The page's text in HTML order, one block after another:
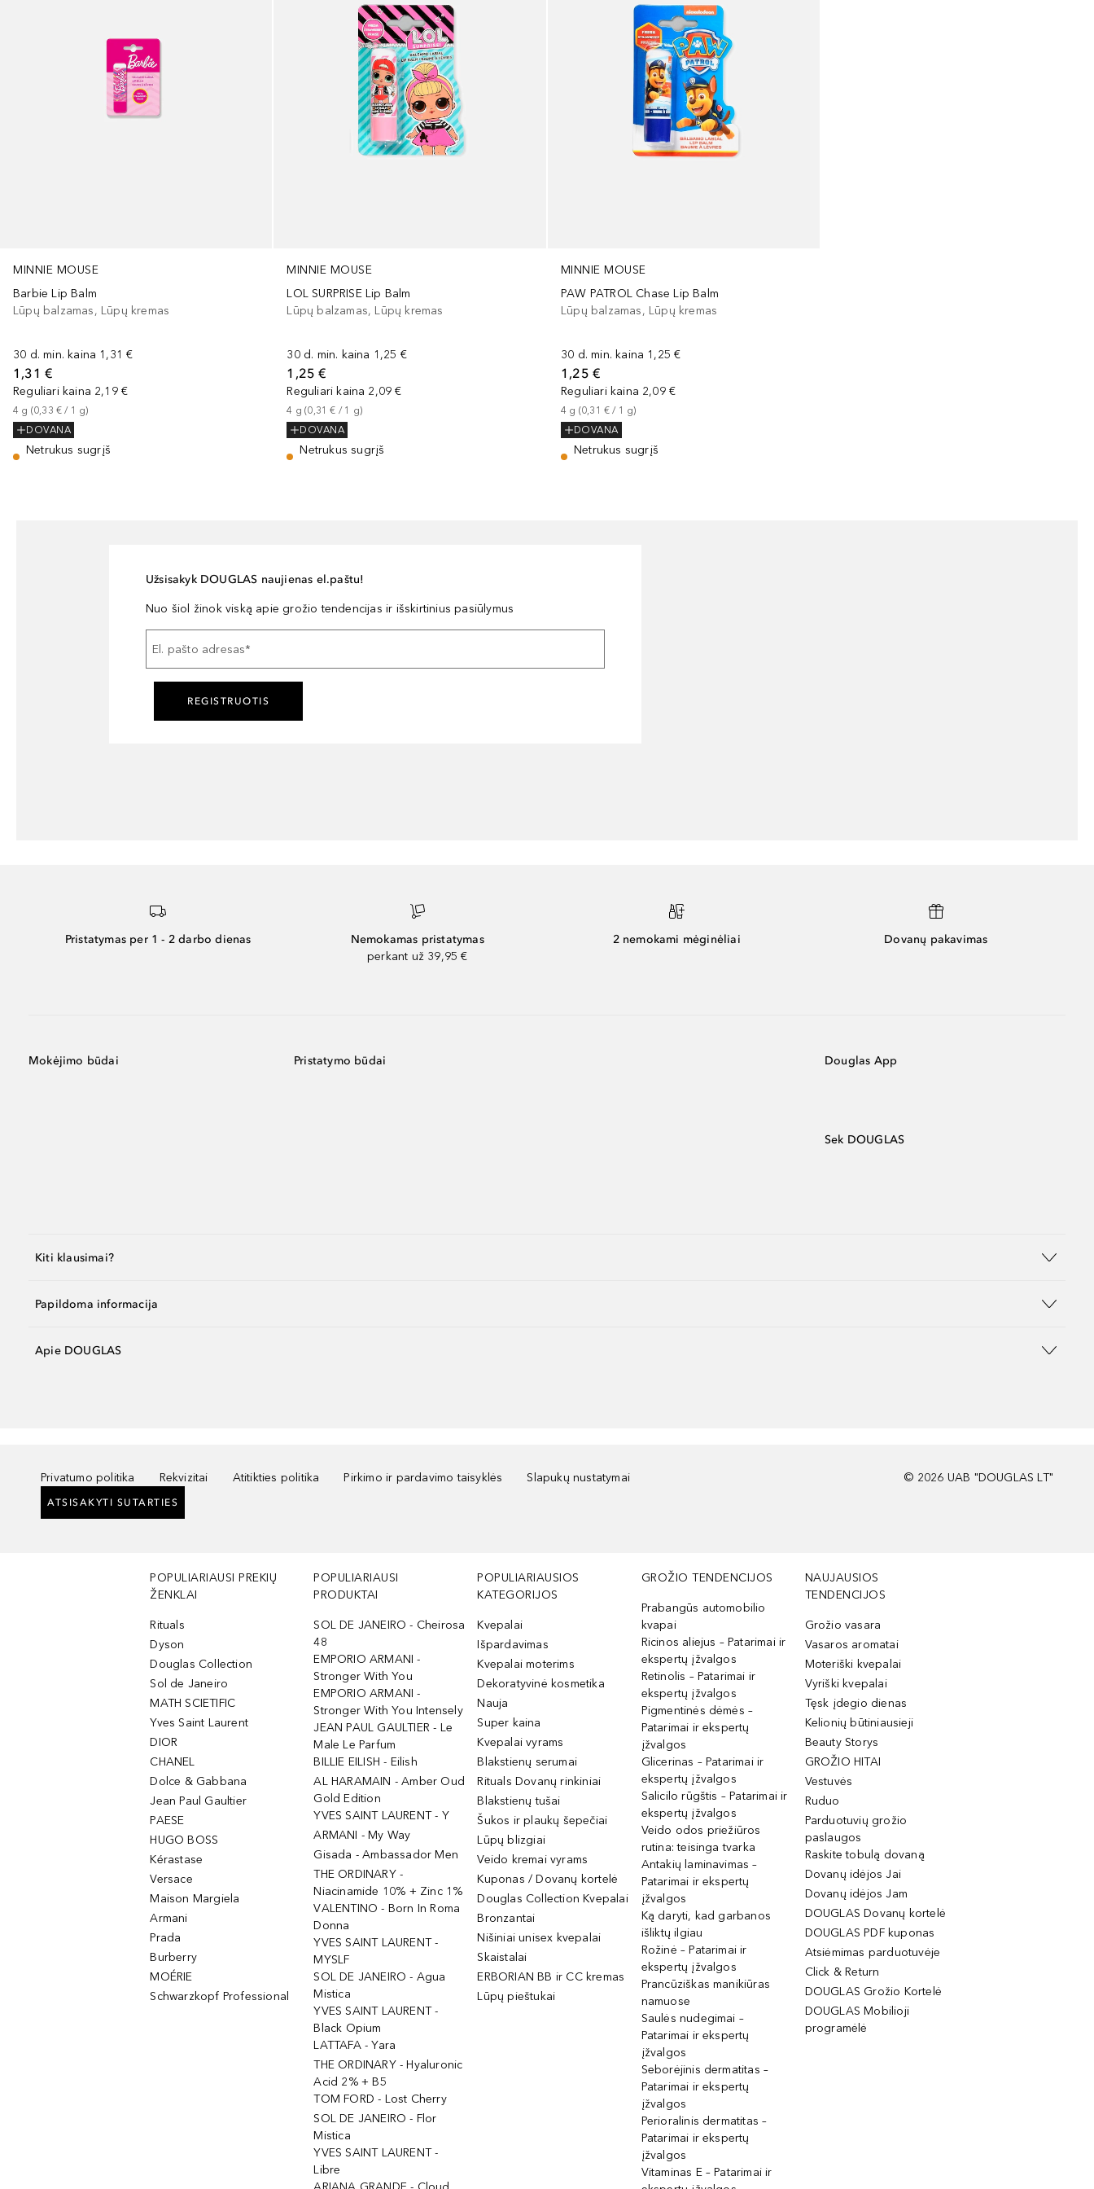
MINNIE MOUSE
Barbie Lip Balm
Lūpų balzamas, Lūpų kremas
30 d. min. kaina 1,31 €
1,31 €
Reguliari kaina 2,19 €
4 g (0,33 € / 1 g)
DOVANA
Netrukus sugrįš
MINNIE MOUSE
LOL SURPRISE Lip Balm
Lūpų balzamas, Lūpų kremas
30 d. min. kaina 1,25 €
1,25 €
Reguliari kaina 2,09 €
4 g (0,31 € / 1 g)
DOVANA
Netrukus sugrįš
MINNIE MOUSE
PAW PATROL Chase Lip Balm
Lūpų balzamas, Lūpų kremas
30 d. min. kaina 1,25 €
1,25 €
Reguliari kaina 2,09 €
4 g (0,31 € / 1 g)
DOVANA
Netrukus sugrįš
Užsisakyk DOUGLAS naujienas el.paštu!
Nuo šiol žinok viską apie grožio tendencijas ir išskirtinius pasiūlymus
El. pašto adresas*
REGISTRUOTIS
Pristatymas per 1 - 2 darbo dienas
Nemokamas pristatymas
perkant už 39,95 €
2 nemokami mėginėliai Dovanų pakavimas
Mokėjimo būdai Pristatymo būdai Douglas App
Sek DOUGLAS
Kiti klausimai?
Papildoma informacija
Apie DOUGLAS
Privatumo politika Rekvizitai Atitikties politika Pirkimo ir pardavimo taisyklės Slapukų nustatymai
ATSISAKYTI SUTARTIES
© 2026 UAB "DOUGLAS LT"
POPULIARIAUSI PREKIŲ
ŽENKLAI
Rituals
Dyson
Douglas Collection
Sol de Janeiro
MATH SCIETIFIC
Yves Saint Laurent
DIOR
CHANEL
Dolce & Gabbana
Jean Paul Gaultier
PAESE
HUGO BOSS
Kérastase
Versace
Maison Margiela
Armani
Prada
Burberry
MOÉRIE
Schwarzkopf Professional
POPULIARIAUSI
PRODUKTAI
SOL DE JANEIRO - Cheirosa
48
EMPORIO ARMANI -
Stronger With You
EMPORIO ARMANI -
Stronger With You Intensely
JEAN PAUL GAULTIER - Le
Male Le Parfum
BILLIE EILISH - Eilish
AL HARAMAIN - Amber Oud
Gold Edition
YVES SAINT LAURENT - Y
ARMANI - My Way
Gisada - Ambassador Men
THE ORDINARY -
Niacinamide 10% + Zinc 1%
VALENTINO - Born In Roma
Donna
YVES SAINT LAURENT -
MYSLF
SOL DE JANEIRO - Agua
Mistica
YVES SAINT LAURENT -
Black Opium
LATTAFA - Yara
THE ORDINARY - Hyaluronic
Acid 2% + B5
TOM FORD - Lost Cherry
SOL DE JANEIRO - Flor
Mistica
YVES SAINT LAURENT -
Libre
POPULIARIAUSIOS
KATEGORIJOS
Kvepalai
Išpardavimas
Kvepalai moterims
Dekoratyvinė kosmetika
Nauja
Super kaina
Kvepalai vyrams
Blakstienų serumai
Rituals Dovanų rinkiniai
Blakstienų tušai
Šukos ir plaukų šepečiai
Lūpų blizgiai
Veido kremai vyrams
Kuponas / Dovanų kortelė
Douglas Collection Kvepalai
Bronzantai
Nišiniai unisex kvepalai
Skaistalai
ERBORIAN BB ir CC kremas
Lūpų pieštukai
GROŽIO TENDENCIJOS
Prabangūs automobilio
kvapai
Ricinos aliejus – Patarimai ir
ekspertų įžvalgos
Retinolis – Patarimai ir
ekspertų įžvalgos
Pigmentinės dėmės –
Patarimai ir ekspertų
įžvalgos
Glicerinas – Patarimai ir
ekspertų įžvalgos
Salicilo rūgštis – Patarimai ir
ekspertų įžvalgos
Veido odos priežiūros
rutina: teisinga tvarka
Antakių laminavimas –
Patarimai ir ekspertų
įžvalgos
Ką daryti, kad garbanos
išliktų ilgiau
Rožinė – Patarimai ir
ekspertų įžvalgos
Prancūziškas manikiūras
namuose
Saulės nudegimai –
Patarimai ir ekspertų
įžvalgos
Seborėjinis dermatitas –
Patarimai ir ekspertų
įžvalgos
Perioralinis dermatitas –
Patarimai ir ekspertų
įžvalgos
Vitaminas E – Patarimai ir
NAUJAUSIOS
TENDENCIJOS
Grožio vasara
Vasaros aromatai
Moteriški kvepalai
Vyriški kvepalai
Tęsk įdegio dienas
Kelionių būtiniausieji
Beauty Storys
GROŽIO HITAI
Vestuvės
Ruduo
Parduotuvių grožio
paslaugos
Raskite tobulą dovaną
Dovanų idėjos Jai
Dovanų idėjos Jam
DOUGLAS Dovanų kortelė
DOUGLAS PDF kuponas
Atsiėmimas parduotuvėje
Click & Return
DOUGLAS Grožio Kortelė
DOUGLAS Mobilioji
programėlė